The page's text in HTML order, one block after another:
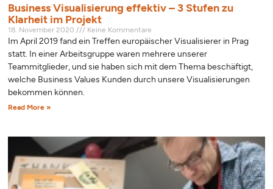
Business Visualisierung effektiv – 3 Stufen zu
Klarheit im Projekt
18. November 2020 Keine Kommentare
Im April 2019 fand ein Treffen europäischer Visualisierer in Prag
statt. In einer Arbeitsgruppe waren mehrere unserer
Teammitglieder, und sie haben sich mit dem Thema beschäftigt,
welche Business Values Kunden durch unsere Visualisierungen
bekommen können.
Read More »